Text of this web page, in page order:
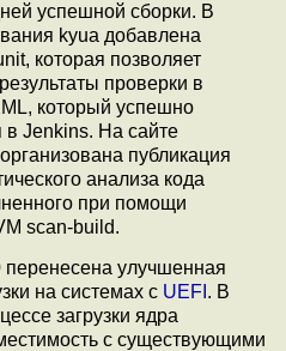
успешной сборки. В
kyua добавлена
которая позволяет
проверки в
который успешно
в Jenkins. На сайте
организована публикация
анализа кода
при помощи
scan-build.
перенесена улучшенная
на системах с UEFI . В
загрузки ядра
с существующими